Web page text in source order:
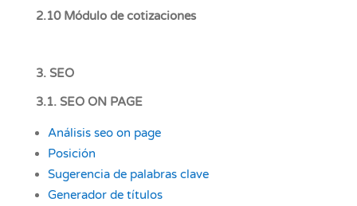
2.10 Módulo de cotizaciones
3. SEO
3.1. SEO ON PAGE
Análisis seo on page
Posición
Sugerencia de palabras clave
Generador de títulos